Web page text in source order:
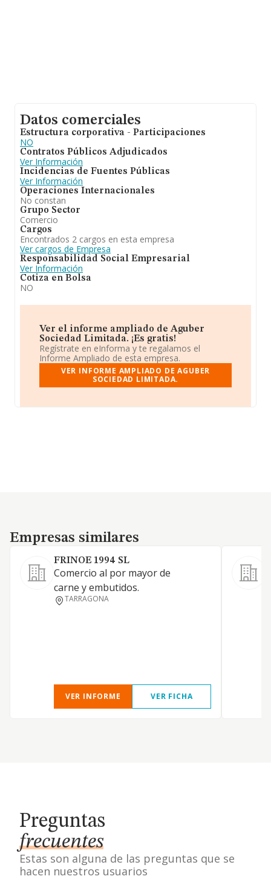
Datos comerciales
Estructura corporativa - Participaciones
NO
Contratos Públicos Adjudicados
Ver Información
Incidencias de Fuentes Públicas
Ver Información
Operaciones Internacionales
No constan
Grupo Sector
Comercio
Cargos
Encontrados 2 cargos en esta empresa
Ver cargos de Empresa
Responsabilidad Social Empresarial
Ver Información
Cotiza en Bolsa
NO
Ver el informe ampliado de Aguber
Sociedad Limitada. ¡Es gratis!
Regístrate en eInforma y te regalamos el
Informe Ampliado de esta empresa.
VER INFORME AMPLIADO DE AGUBER
SOCIEDAD LIMITADA.
Empresas similares
Empresas similares
FRINOE 1994 SL
Comercio al por mayor de
carne y embutidos.
TARRAGONA
VER INFORME VER FICHA
Preguntas
frecuentes
Estas son alguna de las preguntas que se
hacen nuestros usuarios